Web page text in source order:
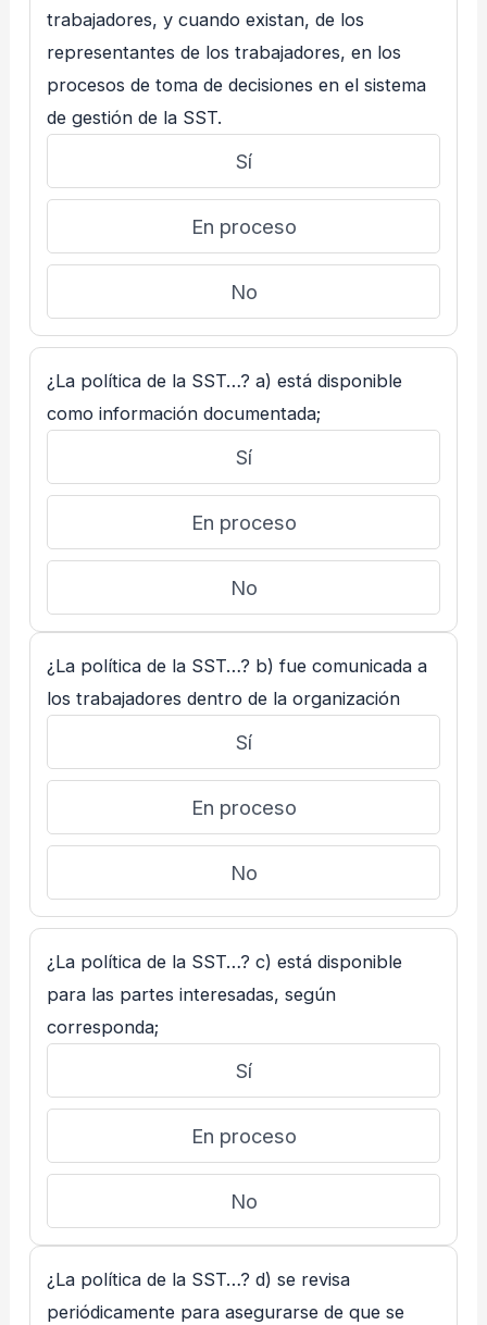
trabajadores, y cuando existan, de los
representantes de los trabajadores, en los
procesos de toma de decisiones en el sistema
de gestión de la SST.
Sí
En proceso
No
¿La política de la SST…? a) está disponible
como información documentada;
Sí
En proceso
No
¿La política de la SST…? b) fue comunicada a
los trabajadores dentro de la organización
Sí
En proceso
No
¿La política de la SST…? c) está disponible
para las partes interesadas, según
corresponda;
Sí
En proceso
No
¿La política de la SST…? d) se revisa
periódicamente para asegurarse de que se